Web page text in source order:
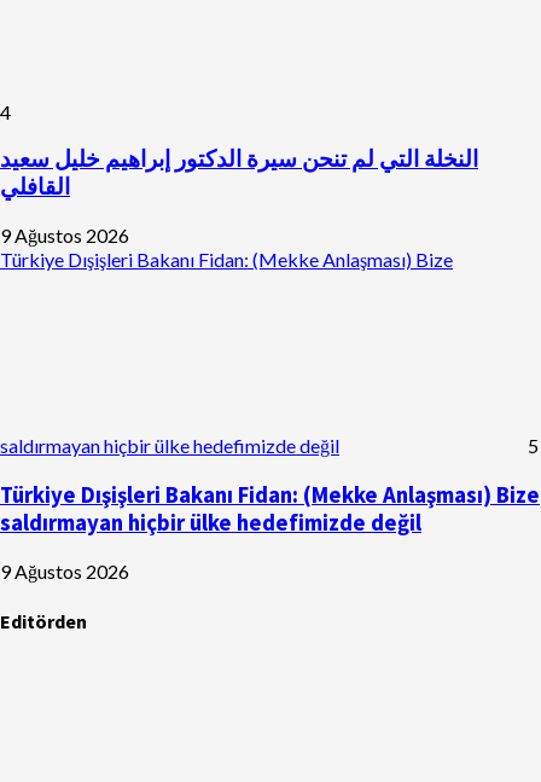
4
النخلة التي لم تنحن سيرة الدكتور إبراهيم خليل سعيد
القافلي
9 Ağustos 2026
Türkiye Dışişleri Bakanı Fidan: (Mekke Anlaşması) Bize
saldırmayan hiçbir ülke hedefimizde değil 5
Türkiye Dışişleri Bakanı Fidan: (Mekke Anlaşması) Bize
saldırmayan hiçbir ülke hedefimizde değil
9 Ağustos 2026
Editörden